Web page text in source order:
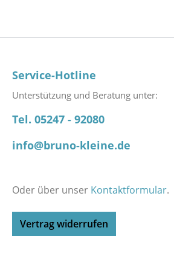
Service-Hotline
Unterstützung und Beratung unter:
Tel. 05247 - 92080
info@bruno-kleine.de
Oder über unser Kontaktformular.
Vertrag widerrufen